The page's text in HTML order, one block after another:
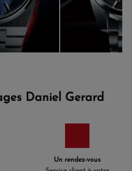
Daniel Gerard
Un rendez-vous